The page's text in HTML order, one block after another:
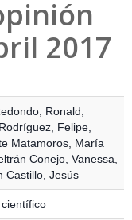
2017
Ronald
Felipe
Matamoros, María
Conejo, Vanessa
Castillo, Jesús